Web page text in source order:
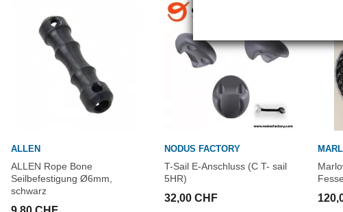
ALLEN
ALLEN Rope Bone
Seilbefestigung Ø6mm,
schwarz
NODUS FACTORY
T-Sail E-Anschluss (C T- sail
5HR)
32,00 CHF